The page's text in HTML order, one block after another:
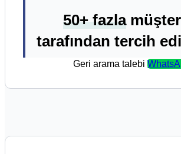
50+ fazla
tarafından tercih
Geri arama talebi